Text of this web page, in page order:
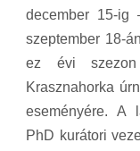
december 15-ig
szeptember 18-
ez évi
Krasznahorka
eseményére. A
PhD kurátori